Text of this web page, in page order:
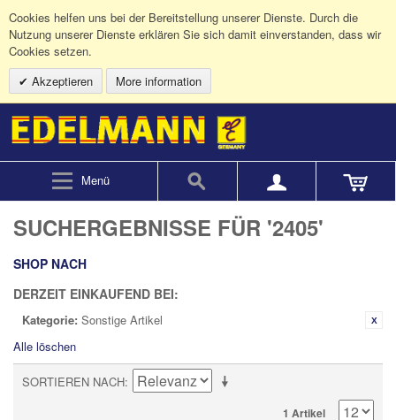
Cookies helfen uns bei der Bereitstellung unserer Dienste. Durch die
Nutzung unserer Dienste erklären Sie sich damit einverstanden, dass wir
Cookies setzen.
Akzeptieren
More information
Menü
SUCHERGEBNISSE FÜR '2405'
SHOP NACH
DERZEIT EINKAUFEND BEI:
Kategorie: Sonstige Artikel
Alle löschen
SORTIEREN NACH
1 Artikel